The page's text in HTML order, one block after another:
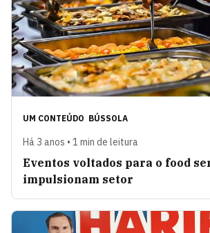
UM CONTEÚDO BÚSSOLA
Há 3 anos • 1 min de leitura
Eventos voltados para o food
impulsionam setor